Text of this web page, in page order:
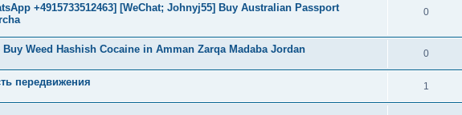
+4915733512463] [WeChat; Johnyj55] Buy Australian Passport
0
Buy Weed Hashish Cocaine in Amman Zarqa Madaba Jordan 0
передвижения 1